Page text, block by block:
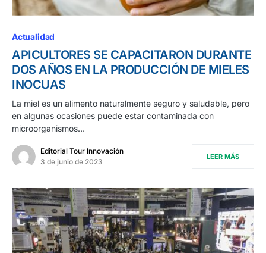
Actualidad
APICULTORES SE CAPACITARON DURANTE
DOS AÑOS EN LA PRODUCCIÓN DE MIELES
INOCUAS
La miel es un alimento naturalmente seguro y saludable, pero
en algunas ocasiones puede estar contaminada con
microorganismos…
Editorial Tour Innovación
3 de junio de 2023
LEER MÁS